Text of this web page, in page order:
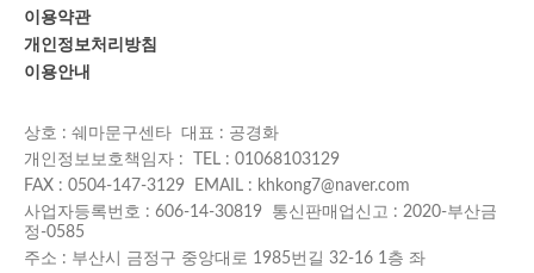
이용약관
개인정보처리방침
이용안내
상호 : 쉐마문구센타 대표 : 공경화
개인정보보호책임자 : TEL : 01068103129
FAX : 0504-147-3129 EMAIL : khkong7@naver.com
사업자등록번호 : 606-14-30819 통신판매업신고 : 2020-부산금
정-0585
주소 : 부산시 금정구 중앙대로 1985번길 32-16 1층 좌